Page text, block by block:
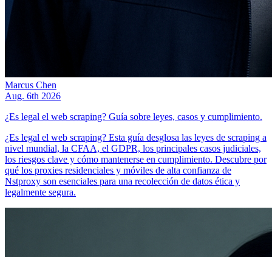
Marcus Chen
Aug. 6th 2026
¿Es legal el web scraping? Guía sobre leyes, casos y cumplimiento.
¿Es legal el web scraping? Esta guía desglosa las leyes de scraping a
nivel mundial, la CFAA, el GDPR, los principales casos judiciales,
los riesgos clave y cómo mantenerse en cumplimiento. Descubre por
qué los proxies residenciales y móviles de alta confianza de
Nstproxy son esenciales para una recolección de datos ética y
legalmente segura.